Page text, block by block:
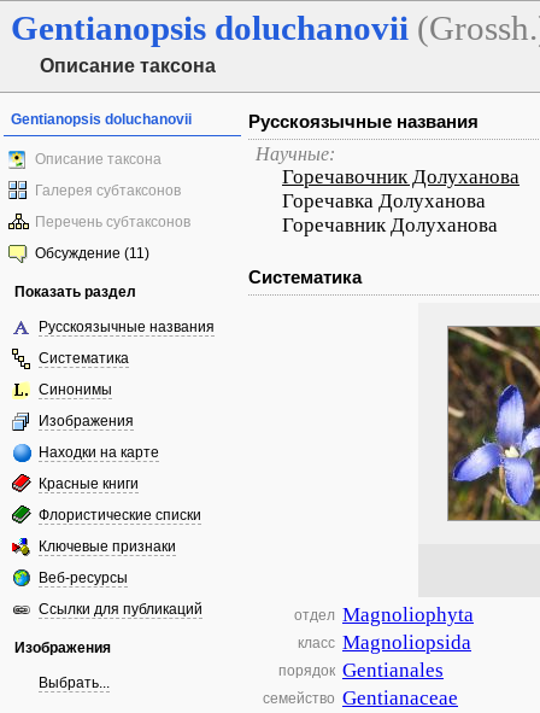
Gentianopsis doluchanovii
Описание таксона
Gentianopsis doluchanovii
Описание таксона
Галерея субтаксонов
Перечень субтаксонов
Обсуждение (11)
Показать раздел
Русскоязычные названия
Систематика
Синонимы
Изображения
Находки на карте
Красные книги
Флористические списки
Ключевые признаки
Веб-ресурсы
Ссылки для публикаций
Изображения
Выбрать...
Русскоязычные названия
Научные:
Горечавочник Долуханова
Горечавка Долуханова
Горечавник Долуханова
Систематика
отдел Magnoliophyta
класс Magnoliopsida
порядок Gentianales
семейство Gentianaceae